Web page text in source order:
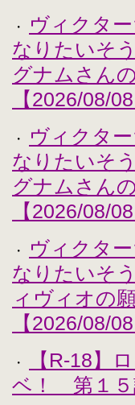
・
ヴィクタ
なりたい
グナムさん
【2026/08/08
・
ヴィクタ
なりたい
グナムさん
【2026/08/08
・
ヴィクタ
なりたい
ィヴィオの
【2026/08/08
・
【R-18】
ベ！ 第１５